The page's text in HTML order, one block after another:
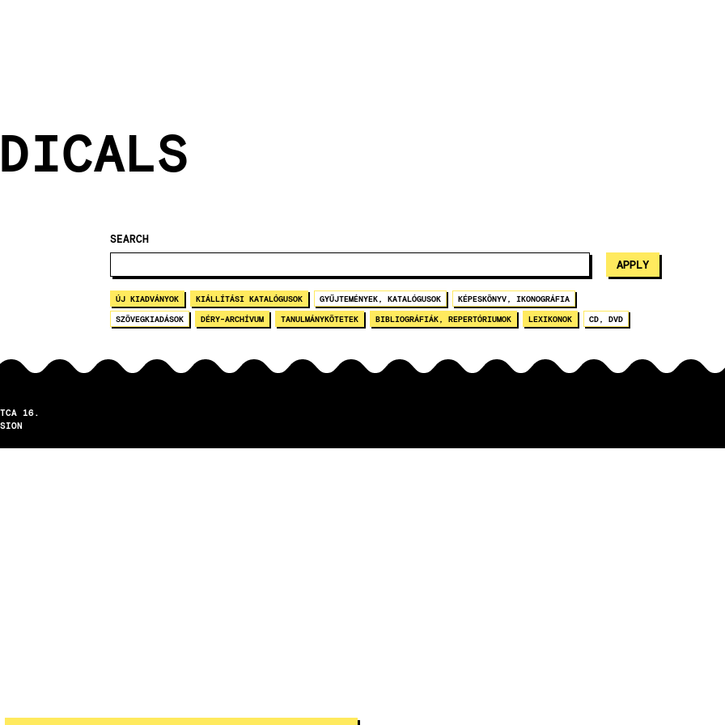
SEARCH
ÚJ KIADVÁNYOK KIÁLLÍTÁSI KATALÓGUSOK GYŰJTEMÉNYEK, KATALÓGUSOK KÉPESKÖNYV, IKONOGRÁFIA
SZÖVEGKIADÁSOK DÉRY-ARCHÍVUM TANULMÁNYKÖTETEK BIBLIOGRÁFIÁK, REPERTÓRIUMOK LEXIKONOK CD, DVD
16.